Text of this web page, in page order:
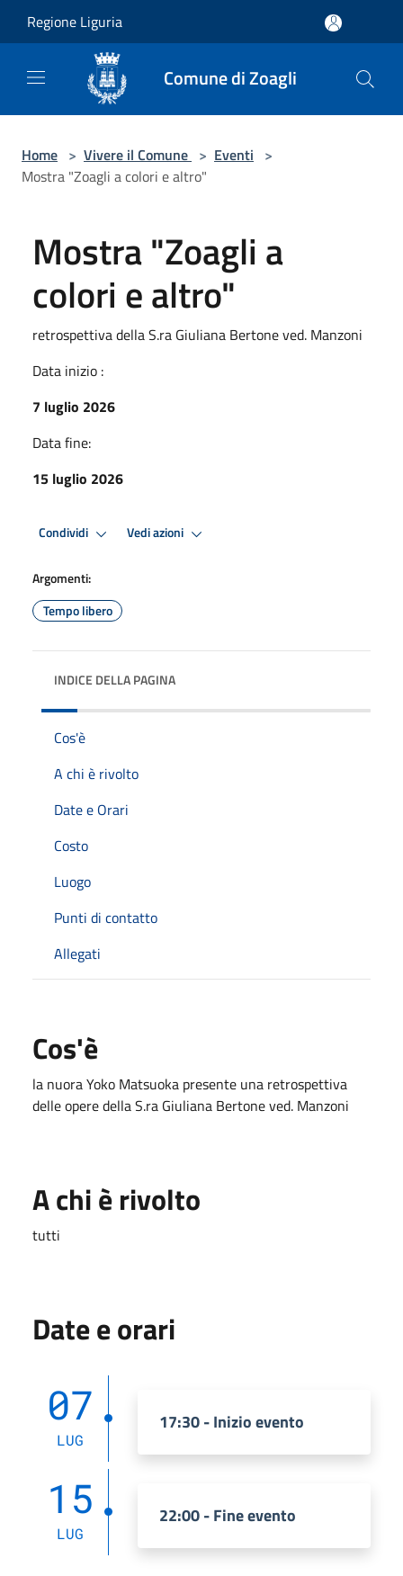
Regione Liguria
Comune di Zoagli
Home > Vivere il Comune > Eventi >
Mostra "Zoagli a colori e altro"
Mostra "Zoagli a
colori e altro"
retrospettiva della S.ra Giuliana Bertone ved. Manzoni
Data inizio :
7 luglio 2026
Data fine:
15 luglio 2026
Condividi Vedi azioni
Argomenti:
Tempo libero
INDICE DELLA PAGINA
Cos'è
A chi è rivolto
Date e Orari
Costo
Luogo
Punti di contatto
Allegati
Cos'è
la nuora Yoko Matsuoka presente una retrospettiva
delle opere della S.ra Giuliana Bertone ved. Manzoni
A chi è rivolto
tutti
Date e orari
07
LUG
17:30 - Inizio evento
15
LUG
22:00 - Fine evento